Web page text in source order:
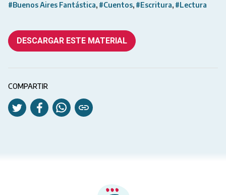
#Buenos Aires Fantástica #Cuentos #Escritura #Lectura
DESCARGAR ESTE MATERIAL
COMPARTIR